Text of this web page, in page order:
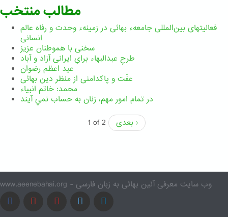
مطالب منتخب
فعالیتهای بین‌المللی جامعهء بهائی در زمینهء وحدت و رفاه عالم
انسانی
سخنی با هموطنان عزیز
طرحِ عبدالبهاء برایِ ایرانی آزاد و آباد
عید اعظم رضوان
عفّت و پاکدامنی از منظر دین بهائی
محمد: خاتم انبیاء
در تمام امور مهم،‌ زنان به حساب نمي آيند
1 of 2
بعدی ›
www.aeenebahai.org - وب سایت معرفی آئین بهائی به زبان فارسی